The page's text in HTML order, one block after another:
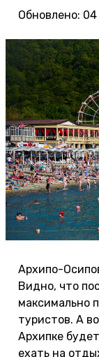
Обновлено:
Архипо-
Видно, что
максимально
туристов. А
Архипке
ехать на